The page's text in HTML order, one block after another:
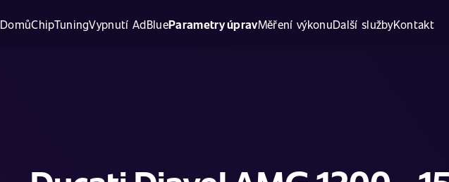
DomůChipTuningVypnutí AdBlueParametry úpravMěření výkonuDalší službyKontakt